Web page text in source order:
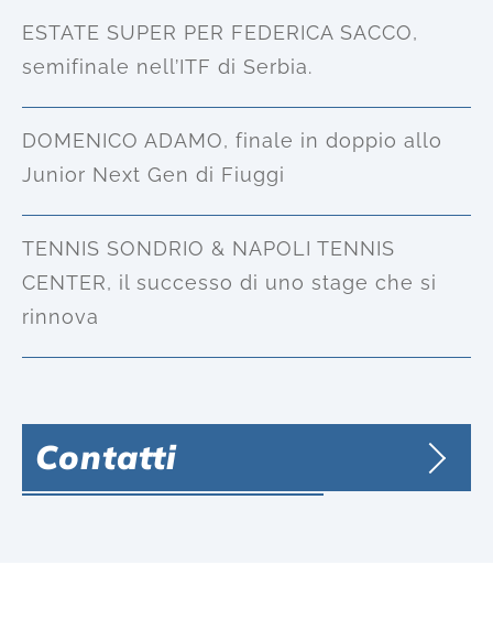
ESTATE SUPER PER FEDERICA SACCO,
semifinale nell’ITF di Serbia.
DOMENICO ADAMO, finale in doppio allo
Junior Next Gen di Fiuggi
TENNIS SONDRIO & NAPOLI TENNIS
CENTER, il successo di uno stage che si
rinnova
Contatti